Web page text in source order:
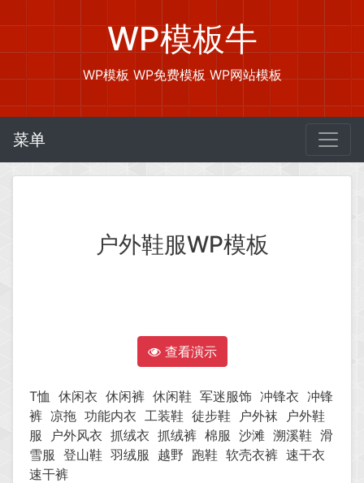
WP模板牛
WP模板 WP免费模板 WP网站模板
菜单
户外鞋服WP模板
查看演示
T恤 休闲衣 休闲裤 休闲鞋 军迷服饰 冲锋衣 冲锋
裤 凉拖 功能内衣 工装鞋 徒步鞋 户外袜
户外鞋
服
户外风衣 抓绒衣 抓绒裤 棉服 沙滩 溯溪鞋 滑
雪服 登山鞋 羽绒服 越野 跑鞋 软壳衣裤 速干衣
速干裤